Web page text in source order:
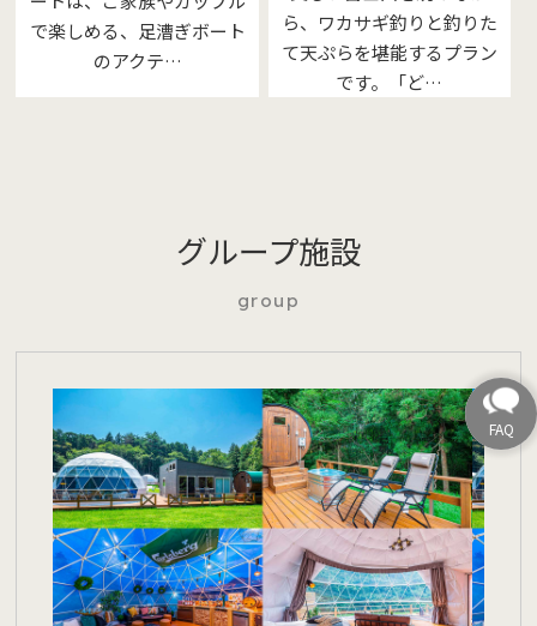
で楽しめる、足漕ぎボート
のアクテ…
ら、ワカサギ釣りと釣りた
て天ぷらを堪能するプラン
です。「ど…
グループ施設
group